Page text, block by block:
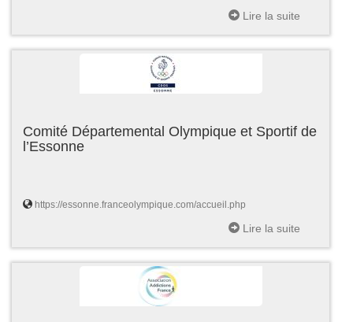
Lire la suite
Comité Départemental Olympique et Sportif de
l’Essonne
https://essonne.franceolympique.com/accueil.php
Lire la suite